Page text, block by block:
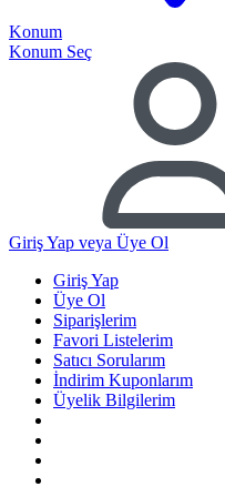
Konum
Konum Seç
Giriş Yap veya Üye Ol
Giriş Yap
Üye Ol
Siparişlerim
Favori Listelerim
Satıcı Sorularım
İndirim Kuponlarım
Üyelik Bilgilerim